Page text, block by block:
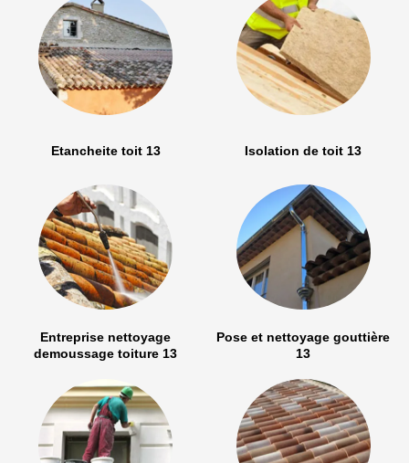
Etancheite toit 13 Isolation de toit 13
Entreprise nettoyage
demoussage toiture 13
Pose et nettoyage gouttière
13